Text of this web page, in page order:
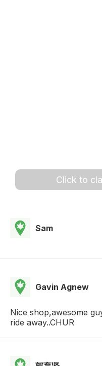
Click to
Sam
Gavin Agnew
Nice shop,awesome
ride away..CHUR